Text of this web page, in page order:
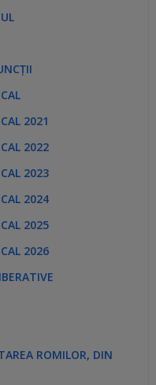
2021
2022
2023
2024
2025
2026
ROMILOR, DIN